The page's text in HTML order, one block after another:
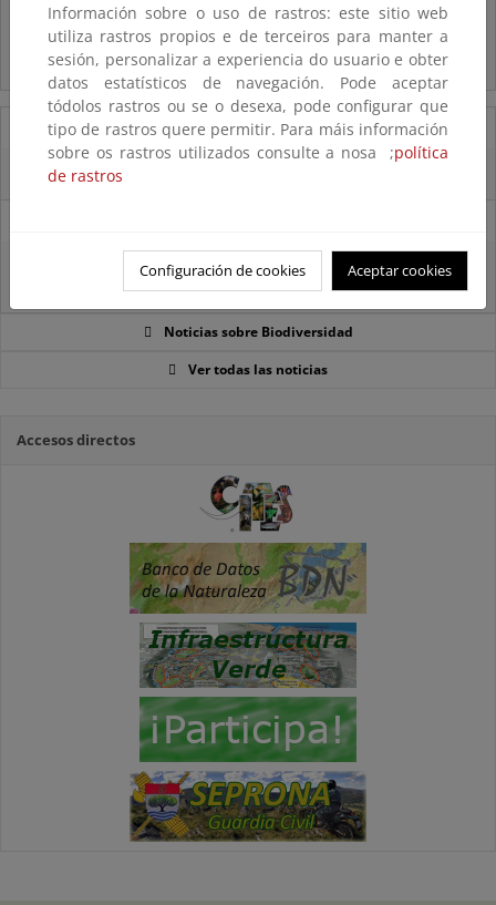
Preguntas frecuentes...
Acceso a los recursos genéticos y reparto de beneficios
07/08/2025
El censo de aves del Parque Nacional de las Tablas bate récords históricos
La reunión ministerial de OSPAR refuerza la acción conjunta para proteger
el Atlántico Nordeste
Noticias sobre Biodiversidad
Ver todas las noticias
Accesos directos
Información sobre o uso de rastros: este sitio web
utiliza rastros propios e de terceiros para manter a
sesión, personalizar a experiencia do usuario e obter
datos estatísticos de navegación. Pode aceptar
tódolos rastros ou se o desexa, pode configurar que
tipo de rastros quere permitir. Para máis información
sobre os rastros utilizados consulte a nosa ;política
de rastros
Configuración de cookies Aceptar cookies